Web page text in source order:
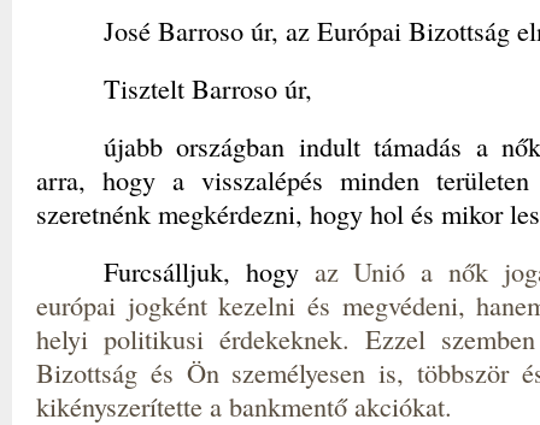
José Barroso úr, az Európai Bizottság
Tisztelt Barroso úr,
újabb országban indult támadás a
arra, hogy a visszalépés minden
szeretnénk megkérdezni, hogy hol és mikor
Furcsálljuk, hogyaz Unió a nők
európai jogként kezelni és megvédeni,
helyi politikusi érdekeknek. Ezzel
Bizottság és Ön személyesen is, többször
kikényszerítette a bankmentő akciókat.